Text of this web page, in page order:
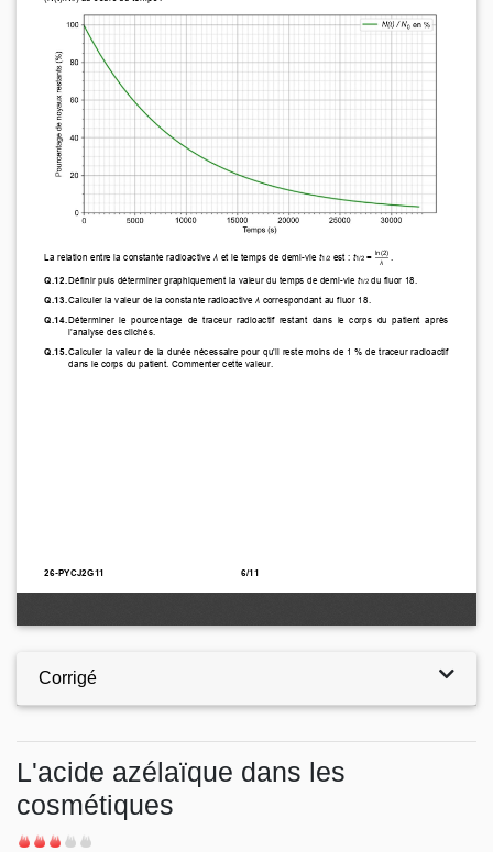
Corrigé
L'acide azélaïque dans les
cosmétiques
Difficulté